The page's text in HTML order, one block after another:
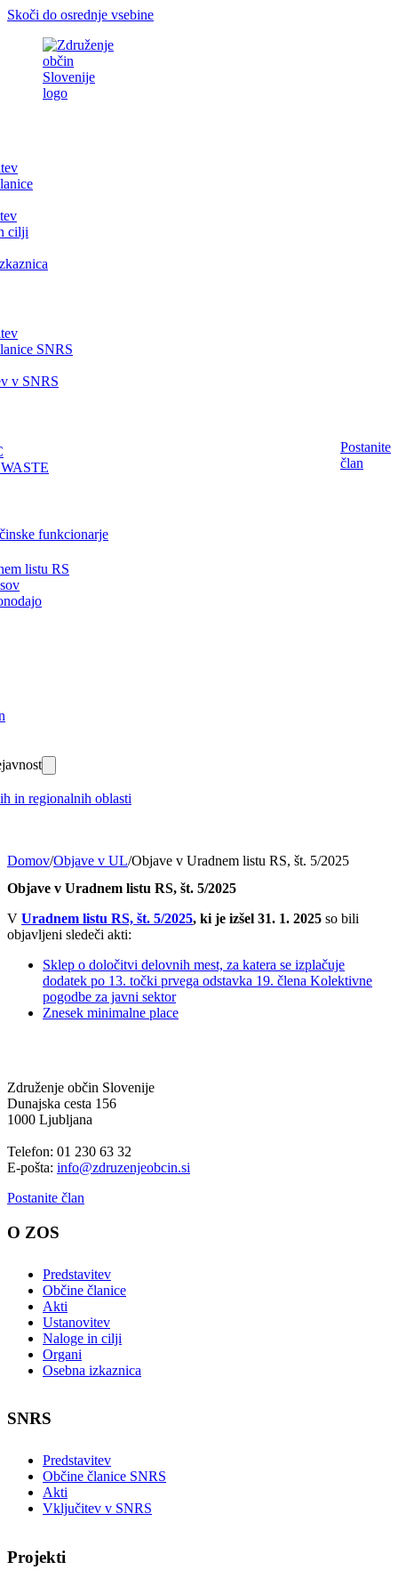
Skoči do osrednje vsebine
cilji
SNRS
v SNRS
funkcionarje
listu RS
in regionalnih oblasti
Postanite
član
Domov/Objave v UL/Objave v Uradnem listu RS, št. 5/2025
Objave v Uradnem listu RS, št. 5/2025
V Uradnem listu RS, št. 5/2025, ki je izšel 31. 1. 2025 so bili
objavljeni sledeči akti:
Sklep o določitvi delovnih mest, za katera se izplačuje
dodatek po 13. točki prvega odstavka 19. člena Kolektivne
pogodbe za javni sektor
Znesek minimalne place
Združenje občin Slovenije
Dunajska cesta 156
1000 Ljubljana
Telefon: 01 230 63 32
E-pošta: info@zdruzenjeobcin.si
Postanite član
O ZOS
Predstavitev
Občine članice
Akti
Ustanovitev
Naloge in cilji
Organi
Osebna izkaznica
SNRS
Predstavitev
Občine članice SNRS
Akti
Vključitev v SNRS
Projekti